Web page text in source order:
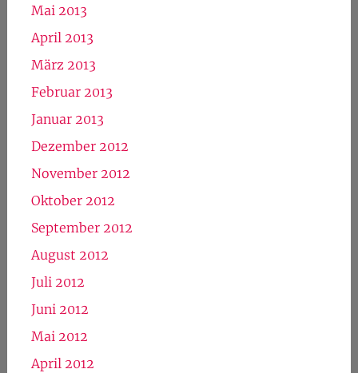
Mai 2013
April 2013
März 2013
Februar 2013
Januar 2013
Dezember 2012
November 2012
Oktober 2012
September 2012
August 2012
Juli 2012
Juni 2012
Mai 2012
April 2012